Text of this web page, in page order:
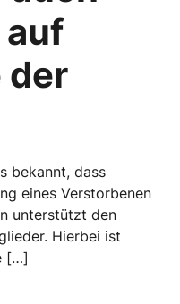
der
bekannt, dass
eines Verstorbenen
unterstützt den
Hierbei ist
[…]